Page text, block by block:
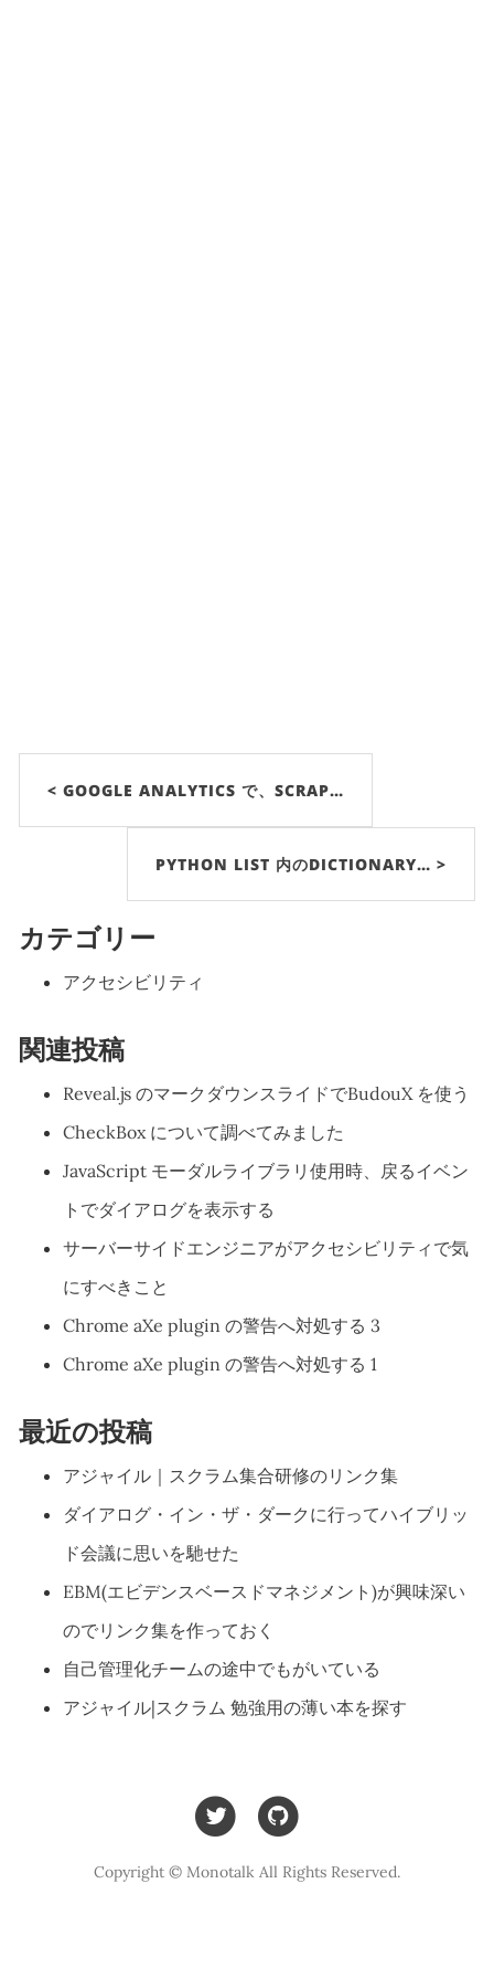
< GOOGLE ANALYTICS で、SCRAP…
PYTHON LIST 内のDICTIONARY… >
カテゴリー
アクセシビリティ
関連投稿
Reveal.js のマークダウンスライドでBudouX を使う
CheckBox について調べてみました
JavaScript モーダルライブラリ使用時、戻るイベン
トでダイアログを表示する
サーバーサイドエンジニアがアクセシビリティで気
にすべきこと
Chrome aXe plugin の警告へ対処する 3
Chrome aXe plugin の警告へ対処する 1
最近の投稿
アジャイル｜スクラム集合研修のリンク集
ダイアログ・イン・ザ・ダークに行ってハイブリッ
ド会議に思いを馳せた
EBM(エビデンスベースドマネジメント)が興味深い
のでリンク集を作っておく
自己管理化チームの途中でもがいている
アジャイル|スクラム 勉強用の薄い本を探す
Copyright © Monotalk All Rights Reserved.